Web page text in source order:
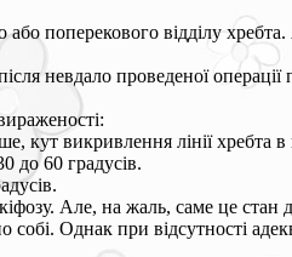
або поперекового відділу
невдало проведеної операції
кут викривлення лінії хребта
до 60 градусів.
Але, на жаль, саме це
Однак при відсутності